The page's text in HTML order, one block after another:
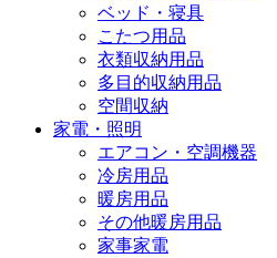
ベッド・寝具
こたつ用品
衣類収納用品
多目的収納用品
空間収納
家電・照明
エアコン・空調機器
冷房用品
暖房用品
その他暖房用品
家事家電